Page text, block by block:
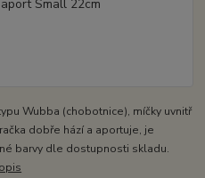
Wubba (chobotnice), míčky uvnitř
dobře hází a aportuje, je
barvy dle dostupnosti skladu.